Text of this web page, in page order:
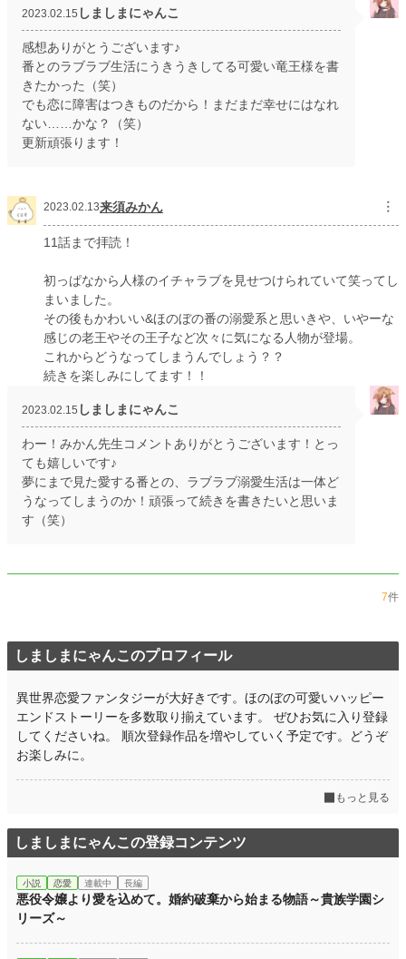
2023.02.15 しましまにゃんこ
感想ありがとうございます♪
番とのラブラブ生活にうきうきしてる可愛い竜王様を書
きたかった（笑）
でも恋に障害はつきものだから！まだまだ幸せにはなれ
ない……かな？（笑）
更新頑張ります！
2023.02.13来須みかん ︙
11話まで拝読！
初っぱなから人様のイチャラブを見せつけられていて笑ってし
まいました。
その後もかわいい&ほのぼの番の溺愛系と思いきや、いやーな
感じの老王やその王子など次々に気になる人物が登場。
これからどうなってしまうんでしょう？？
続きを楽しみにしてます！！
2023.02.15 しましまにゃんこ
わー！みかん先生コメントありがとうございます！とっ
ても嬉しいです♪
夢にまで見た愛する番との、ラブラブ溺愛生活は一体ど
うなってしまうのか！頑張って続きを書きたいと思いま
す（笑）
7件
しましまにゃんこのプロフィール
異世界恋愛ファンタジーが大好きです。ほのぼの可愛いハッピー
エンドストーリーを多数取り揃えています。 ぜひお気に入り登録
してくださいね。 順次登録作品を増やしていく予定です。どうぞ
お楽しみに。
もっと見る
しましまにゃんこの登録コンテンツ
小説 恋愛 連載中 長編
悪役令嬢より愛を込めて。婚約破棄から始まる物語～貴族学園シ
リーズ～